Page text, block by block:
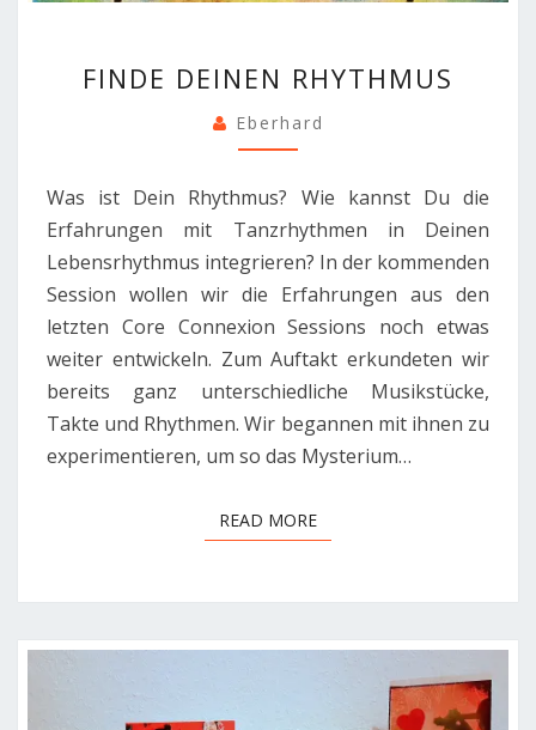
DEINEN
FINDE DEINEN RHYTHMUS
Eberhard
Was ist Dein Rhythmus? Wie kannst Du die
Erfahrungen mit Tanzrhythmen in Deinen
Lebensrhythmus integrieren? In der kommenden
Session wollen wir die Erfahrungen aus den
letzten Core Connexion Sessions noch etwas
weiter entwickeln. Zum Auftakt erkundeten wir
bereits ganz unterschiedliche Musikstücke,
Takte und Rhythmen. Wir begannen mit ihnen zu
experimentieren, um so das Mysterium…
READ MOREREAD MORE